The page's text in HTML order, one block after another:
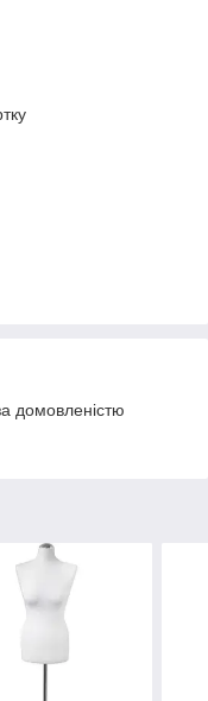
домовленістю